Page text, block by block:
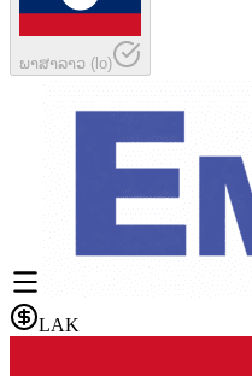
ພາສາລາວ (lo)
LAK